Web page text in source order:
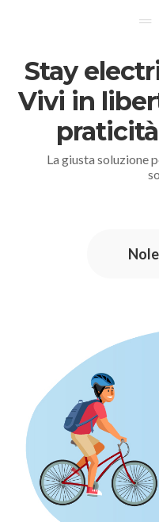
Stay
Vivi in
La giusta soluzione